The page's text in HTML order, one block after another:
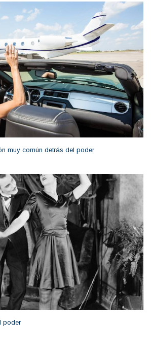
muy común detrás del poder
poder